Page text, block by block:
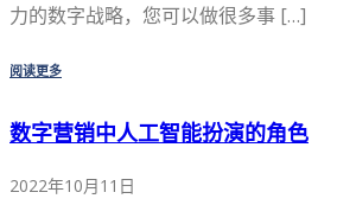
力的数字战略，您可以做很多事 […]
阅读更多
数字营销中人工智能扮演的角色
2022年10月11日